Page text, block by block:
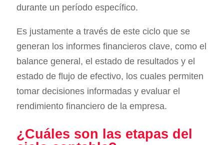
durante un período específico.
Es justamente a través de este ciclo que se
generan los informes financieros clave, como el
balance general, el estado de resultados y el
estado de flujo de efectivo, los cuales permiten
tomar decisiones informadas y evaluar el
rendimiento financiero de la empresa.
¿Cuáles son las etapas del